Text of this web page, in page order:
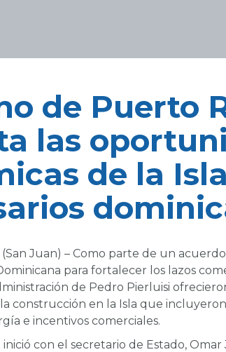
de Puerto
las
de la
Juan) – Como parte de un
para fortalecer los lazos
de Pedro Pierluisi
construcción en la Isla que
e incentivos comerciales.
con el secretario de Estado,